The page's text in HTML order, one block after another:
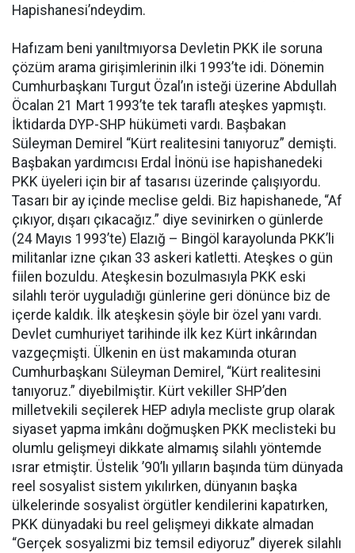
Hapishanesi’ndeydim.
Hafızam beni yanıltmıyorsa Devletin PKK ile soruna
çözüm arama girişimlerinin ilki 1993’te idi. Dönemin
Cumhurbaşkanı Turgut Özal’ın isteği üzerine Abdullah
Öcalan 21 Mart 1993’te tek taraflı ateşkes yapmıştı.
İktidarda DYP-SHP hükümeti vardı. Başbakan
Süleyman Demirel “Kürt realitesini tanıyoruz” demişti.
Başbakan yardımcısı Erdal İnönü ise hapishanedeki
PKK üyeleri için bir af tasarısı üzerinde çalışıyordu.
Tasarı bir ay içinde meclise geldi. Biz hapishanede, “Af
çıkıyor, dışarı çıkacağız.” diye sevinirken o günlerde
(24 Mayıs 1993’te) Elazığ – Bingöl karayolunda PKK’li
militanlar izne çıkan 33 askeri katletti. Ateşkes o gün
fiilen bozuldu. Ateşkesin bozulmasıyla PKK eski
silahlı terör uyguladığı günlerine geri dönünce biz de
içerde kaldık. İlk ateşkesin şöyle bir özel yanı vardı.
Devlet cumhuriyet tarihinde ilk kez Kürt inkârından
vazgeçmişti. Ülkenin en üst makamında oturan
Cumhurbaşkanı Süleyman Demirel, “Kürt realitesini
tanıyoruz.” diyebilmiştir. Kürt vekiller SHP’den
milletvekili seçilerek HEP adıyla mecliste grup olarak
siyaset yapma imkânı doğmuşken PKK meclisteki bu
olumlu gelişmeyi dikkate almamış silahlı yöntemde
ısrar etmiştir. Üstelik ’90’lı yılların başında tüm dünyada
reel sosyalist sistem yıkılırken, dünyanın başka
ülkelerinde sosyalist örgütler kendilerini kapatırken,
PKK dünyadaki bu reel gelişmeyi dikkate almadan
“Gerçek sosyalizmi biz temsil ediyoruz” diyerek silahlı